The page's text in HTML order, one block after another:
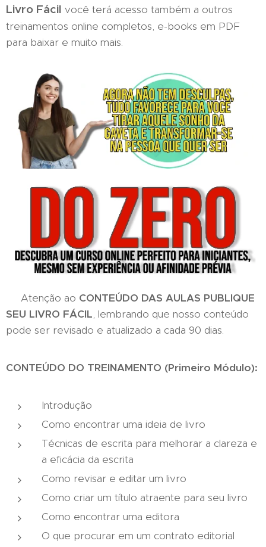
Livro Fácil você terá acesso também a outros
treinamentos online completos, e-books em PDF
para baixar e muito mais.
Atenção ao CONTEÚDO DAS AULAS PUBLIQUE
SEU LIVRO FÁCIL, lembrando que nosso conteúdo
pode ser revisado e atualizado a cada 90 dias.
CONTEÚDO DO TREINAMENTO (Primeiro Módulo):
Introdução
Como encontrar uma ideia de livro
Técnicas de escrita para melhorar a clareza e
a eficácia da escrita
Como revisar e editar um livro
Como criar um título atraente para seu livro
Como encontrar uma editora
O que procurar em um contrato editorial